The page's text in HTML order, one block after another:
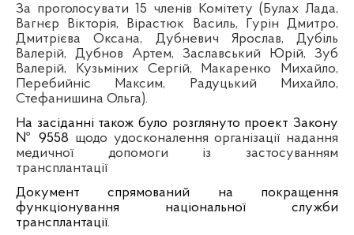
За проголосувати 15 членів Комітету (Булах Лада,
Вагнєр Вікторія, Вірастюк Василь, Гурін Дмитро,
Дмитрієва Оксана, Дубневич Ярослав, Дубіль
Валерій, Дубнов Артем, Заславський Юрій, Зуб
Валерій, Кузьміних Сергій, Макаренко Михайло,
Перебийніс Максим, Радуцький Михайло,
Стефанишина Ольга).
На засіданні також було розглянуто проект Закону
№ 9558 щодо удосконалення організації надання
медичної допомоги із застосуванням
трансплантації
Документ спрямований на покращення
функціонування національної служби
трансплантації.